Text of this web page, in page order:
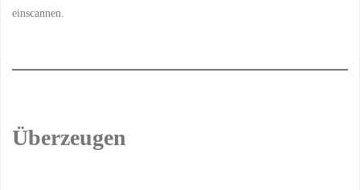
einscannen.
Überzeugen